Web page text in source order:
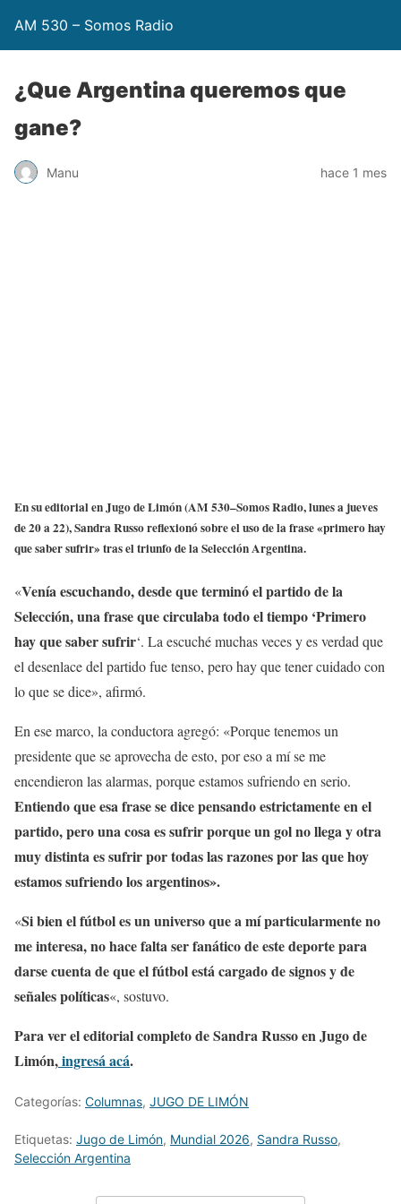
AM 530 – Somos Radio
¿Que Argentina queremos que
gane?
Manu hace 1 mes
En su editorial enJugo de Limón(AM 530–Somos Radio, lunes a jueves
de 20 a 22), Sandra Russo reflexionó sobre el uso de la frase «primero hay
que saber sufrir» tras el triunfo de la Selección Argentina.
«Venía escuchando, desde que terminó el partido de la
Selección, una frase que circulaba todo el tiempo ‘Primero
hay que saber sufrir‘. La escuché muchas veces y es verdad que
el desenlace del partido fue tenso, pero hay que tener cuidado con
lo que se dice», afirmó.
En ese marco, la conductora agregó: «Porque tenemos un
presidente que se aprovecha de esto, por eso a mí se me
encendieron las alarmas, porque estamos sufriendo en serio.
Entiendo que esa frase se dice pensando estrictamente en el
partido, pero una cosa es sufrir porque un gol no llega y otra
muy distinta es sufrir por todas las razones por las que hoy
estamos sufriendo los argentinos».
«Si bien el fútbol es un universo que a mí particularmente no
me interesa, no hace falta ser fanático de este deporte para
darse cuenta de que el fútbol está cargado de signos y de
señales políticas«, sostuvo.
Para ver el editorial completo de Sandra Russo en Jugo de
Limón,ingresá acá.
Categorías: Columnas, JUGO DE LIMÓN
Etiquetas: Jugo de Limón, Mundial 2026, Sandra Russo,
Selección Argentina